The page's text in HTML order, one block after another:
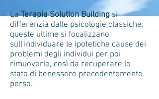
LaTerapia Solution Buildingsi
differenzia dalle psicologie classiche;
queste ultime si focalizzano
sull'individuare le ipotetiche cause dei
problemi degli individui per poi
rimuoverle, così da recuperare lo
stato di benessere precedentemente
perso.